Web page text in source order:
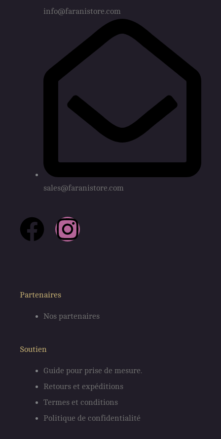
info@faranistore.com
sales@faranistore.com
F
e
b
o
o
k
I
a
r
a
m
Partenaires
Nos partenaires
Soutien
Guide pour prise de mesure.
Retours et expéditions
Termes et conditions
Politique de confidentialité